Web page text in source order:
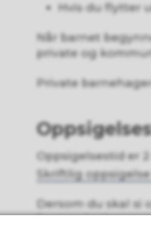
Hvis du flytter
Når barnet
private og
Private
Oppsigelsestid er
Skriftlig
Dersom du skal
førstevalget, er